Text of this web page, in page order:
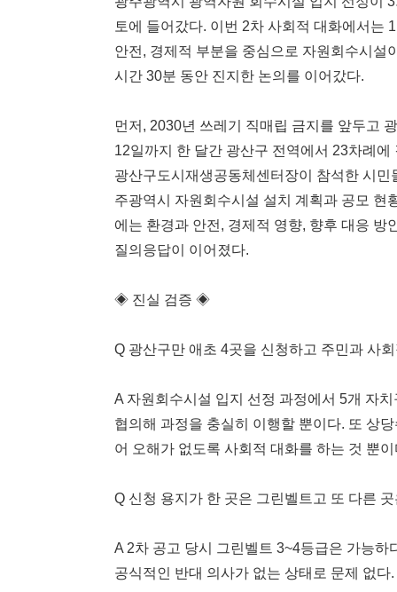
토에 들어갔다. 이번 2차 사회적 대화에서는
안전, 경제적 부분을 중심으로 자원회수시설
시간 30분 동안 진지한 논의를 이어갔다.
먼저, 2030년 쓰레기 직매립 금지를 앞두고
12일까지 한 달간 광산구 전역에서 23차례
광산구도시재생공동체센터장이 참석한 시
주광역시 자원회수시설 설치 계획과 공모 현
에는 환경과 안전, 경제적 영향, 향후 대응
질의응답이 이어졌다.
◈ 진실 검증 ◈
Q 광산구만 애초 4곳을 신청하고 주민과 사
A 자원회수시설 입지 선정 과정에서 5개 자
협의해 과정을 충실히 이행할 뿐이다. 또 상
어 오해가 없도록 사회적 대화를 하는 것 뿐이
Q 신청 용지가 한 곳은 그린벨트고 또 다른
A 2차 공고 당시 그린벨트 3~4등급은 가능
공식적인 반대 의사가 없는 상태로 문제 없다.